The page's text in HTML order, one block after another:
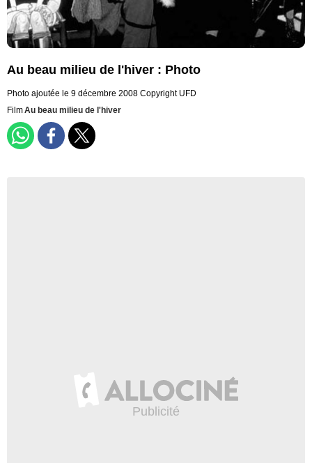
Au beau milieu de l'hiver : Photo
Photo ajoutée le 9 décembre 2008 Copyright UFD
FilmAu beau milieu de l'hiver